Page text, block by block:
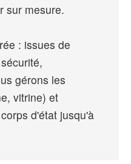
sur mesure.
: issues de
gérons les
vitrine) et
d'état jusqu'à